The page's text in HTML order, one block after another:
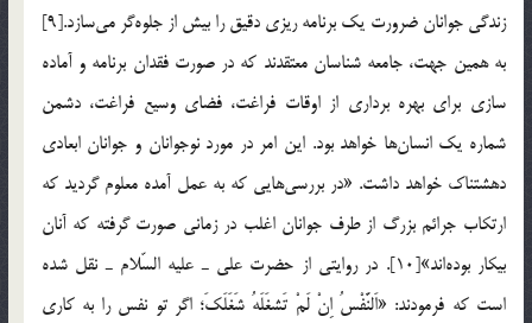
زندگي جوانان ضرورت يك برنامه ريزي دقيق را بيش از جلوه‎گر مي‎سازد.[9]
به همين جهت، جامعه شناسان معتقدند كه در صورت فقدان برنامه و آماده
سازي براي بهره برداري از اوقات فراغت، فضاي وسيع فراغت، دشمن
شماره يك انسان‎ها خواهد بود. اين امر در مورد نوجوانان و جوانان ابعادي
دهشتناك خواهد داشت. «در بررسي‎هايي كه به عمل آمده معلوم گرديد كه
ارتكاب جرائم بزرگ از طرف جوانان اغلب در زماني صورت گرفته كه آنان
بيكار بوده‎اند»[10]. در روايتي از حضرت علي ـ عليه السّلام ـ نقل شده
است كه فرمودند: «اَلنَّفْسُ اِنْ لَمْ تَشغَلَهُ شَغَلَكَ؛ اگر تو نفس را به كاري